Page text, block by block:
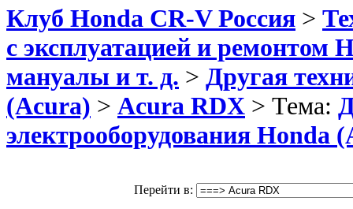
Клуб Honda CR-V Россия >
с эксплуатацией и ремонтом
мануалы и т. д. > Другая
(Acura) > Acura RDX > Тема:
электрооборудования Honda
Перейти в: